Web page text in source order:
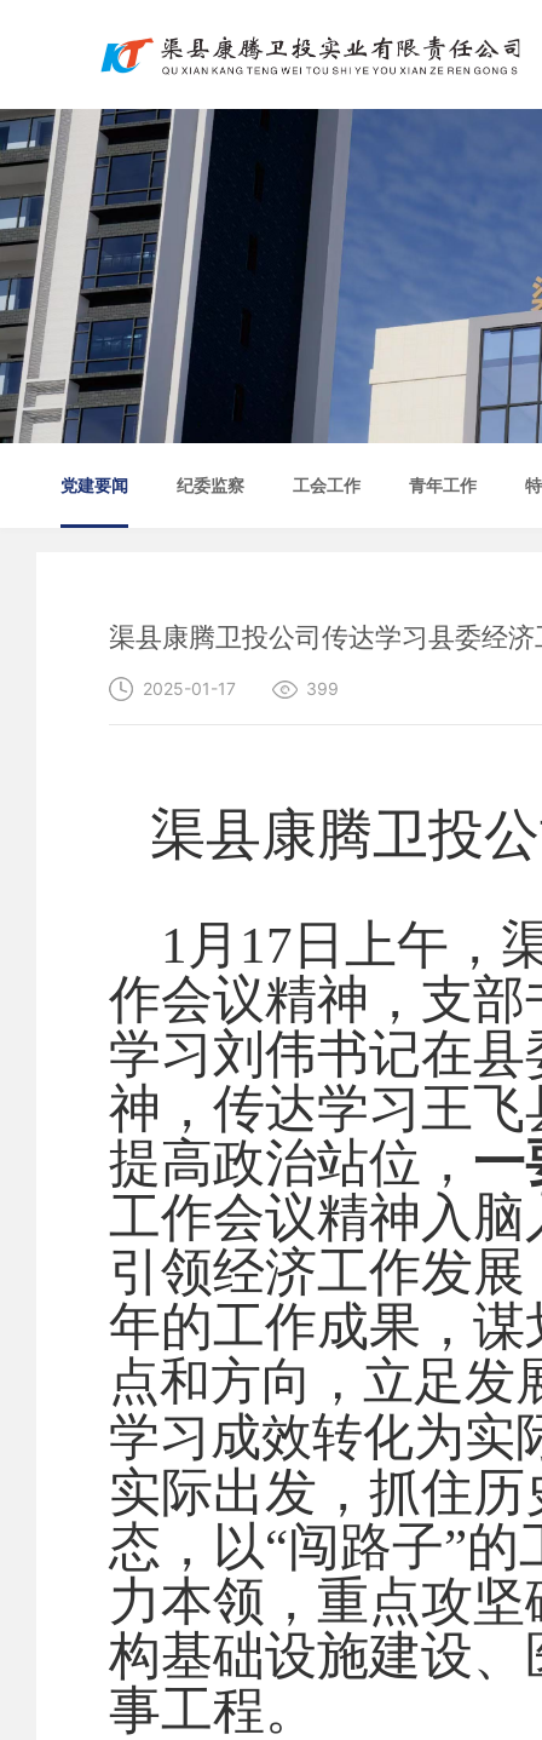
党建要闻 纪委监察 工会工作 青年工作
渠县康腾卫投公司传达学习县委经
2025-01-17 399
渠县康腾卫投
1 月 17 日上午，
作会议精神，支
学习刘伟书记在
神，传达学习王
提高政治站位， 一
工作会议精神入
引领经济工作发展
年的工作成果，谋
点和方向， 立足发
学习成效转化为实
实际出发，抓住
态，以“闯路子”的
力本领，重点攻
构基础设施建设
事工程。